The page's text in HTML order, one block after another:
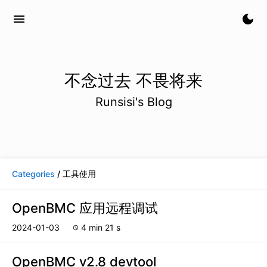
menu dark_mode
不念过去 不畏将来
Runsisi's Blog
Categories / 工具使用
OpenBMC 应用远程调试
2024-01-03 schedule 4 min 21 s
OpenBMC v2.8 devtool